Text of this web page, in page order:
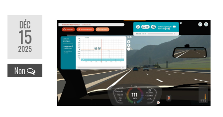
DÉC
15
2025
Non